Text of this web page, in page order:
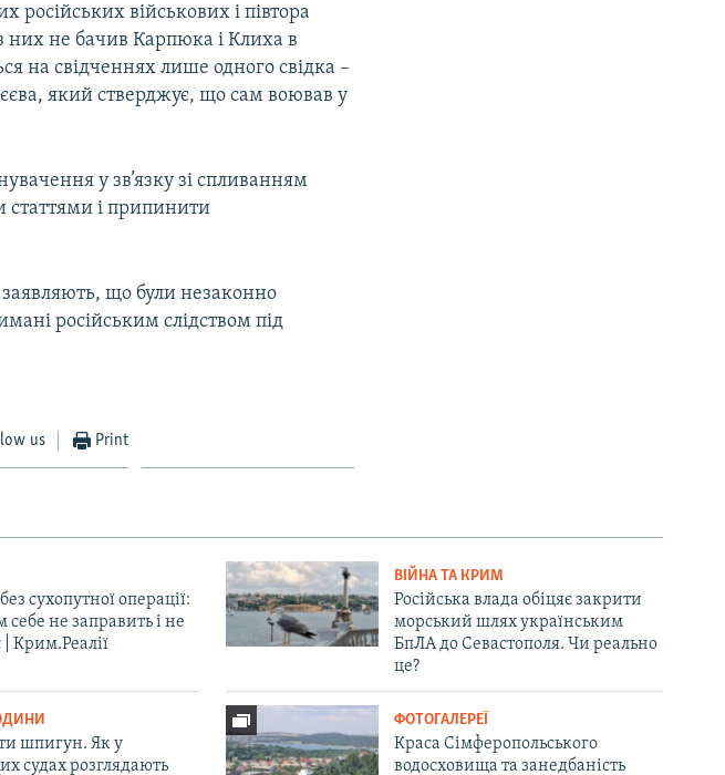
російських військових і півтора
них не бачив Карпюка і Клиха в
на свідченнях лише одного свідка –
який стверджує, що сам воював у
у зв’язку зі спливанням
статтями і припинити
що були незаконно
російським слідством під
us Print
сухопутної операції:
не заправить і не
| Крим.Реалії
ВІЙНА ТА КРИМ
Російська влада обіцяє закрити
морський шлях українським
БпЛА до Севастополя. Чи реально
це?
шпигун. Як у
судах розглядають
ФОТОГАЛЕРЕЇ
Краса Сімферопольського
водосховища та занедбаність